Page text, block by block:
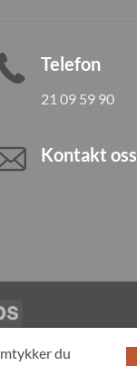
Telefon
21 09 59 90
Kontakt oss
Vipps
du